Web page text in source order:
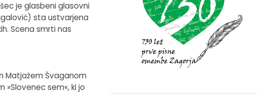
je glasbeni glasovni
sta ustvarjena
Scena smrti nas
Matjažem Švaganom
»Slovenec sem«, ki jo